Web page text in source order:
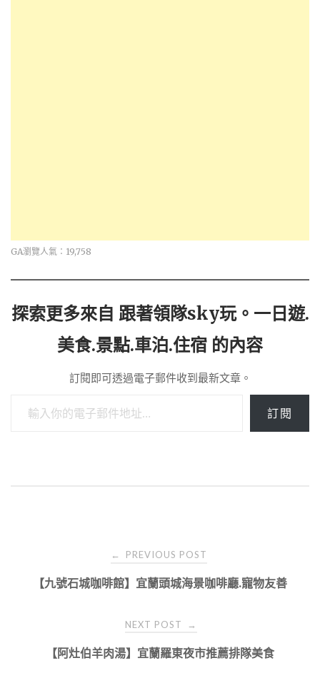
GA瀏覽人氣：19,758
探索更多來自 跟著領隊sky玩。一日遊.
美食.景點.車泊.住宿 的內容
訂閱即可透過電子郵件收到最新文章。
訂閱
navigation
← PREVIOUS POST
【九號石城咖啡館】宜蘭頭城海景咖啡廳.寵物友善
NEXT POST →
【阿灶伯羊肉湯】宜蘭羅東夜市推薦排隊美食